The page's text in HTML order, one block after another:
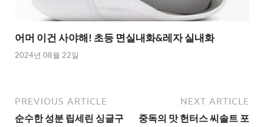
어머 이건 사야해! 초등 면실내화&레자 실내화
2024년 08월 22일
PREVIOUS ARTICLE
순수한 성분 립세린 싱글구
NEXT ARTICLE
중독의 맛 헌터스 씨솔트 포